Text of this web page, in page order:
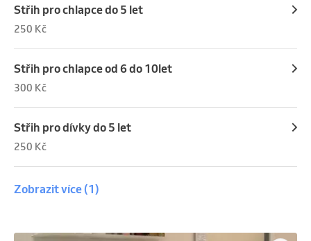
Střih pro chlapce do 5 let
250 Kč
Střih pro chlapce od 6 do 10let
300 Kč
Střih pro dívky do 5 let
250 Kč
Zobrazit více (1)